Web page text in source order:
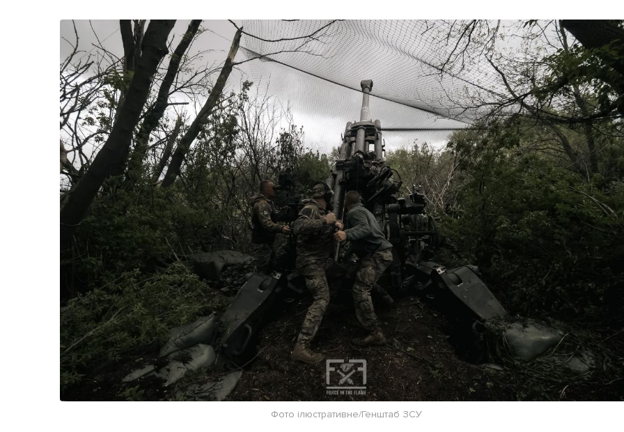
Життя
Культура
Афіша
Лонгріди
[email protected]
Політика
Фото ілюстративне/Генштаб ЗСУ